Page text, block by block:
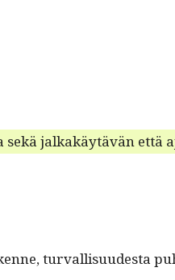
jalka­käytävän että
tur­val­lisu­ud­es­ta